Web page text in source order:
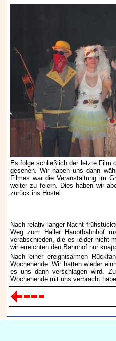
Es folge schließlich der letzte Film
gesehen. Wir haben uns dann
Filmes war die Veranstaltung im
weiter zu feiern. Dies haben wir
zurück ins Hostel.
Nach relativ langer Nacht
Weg zum Haller Hauptbahnhof
verabschieden, die es leider nicht
wir erreichten den Bahnhof nur
Nach einer ereignisarmen
Wochenende. Wir hatten wieder
es uns dann verschlagen wird.
Wochenende mit uns verbracht